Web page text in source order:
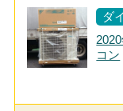
ダ
コン